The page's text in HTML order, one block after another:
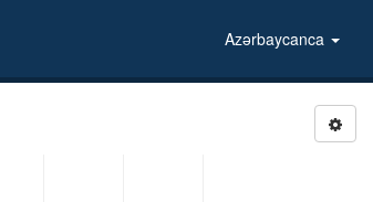
Azərbaycanca